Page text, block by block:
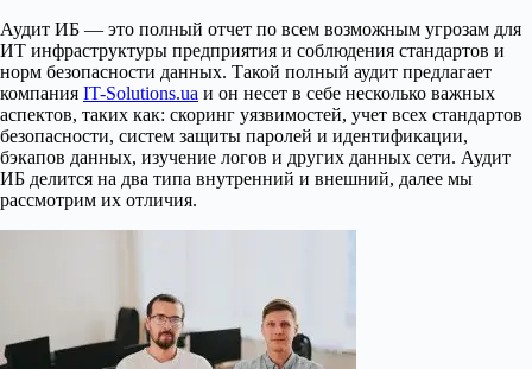
Аудит ИБ — это полный отчет по всем возможным угрозам для
ИТ инфраструктуры предприятия и соблюдения стандартов и
норм безопасности данных. Такой полный аудит предлагает
компания IT-Solutions.ua и он несет в себе несколько важных
аспектов, таких как: скоринг уязвимостей, учет всех стандартов
безопасности, систем защиты паролей и идентификации,
бэкапов данных, изучение логов и других данных сети. Аудит
ИБ делится на два типа внутренний и внешний, далее мы
рассмотрим их отличия.